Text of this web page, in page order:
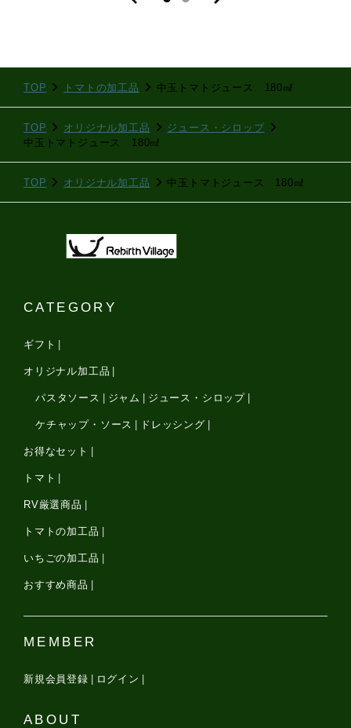
TOP トマトの加工品 中玉トマトジュース 180㎖
TOP オリジナル加工品
ジュース・シロップ
中玉トマトジュース 180㎖
TOP オリジナル加工品 中玉トマトジュース 180㎖
CATEGORY
ギフト
オリジナル加工品
パスタソース ジャム ジュース・シロップ
ケチャップ・ソース ドレッシング
お得なセット
トマト
RV厳選商品
トマトの加工品
いちごの加工品
おすすめ商品
MEMBER
新規会員登録 ログイン
ABOUT